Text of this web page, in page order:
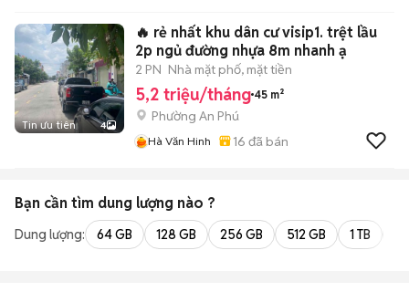
Tin ưu tiên 4
🔥 rẻ nhất khu dân cư visip1. trệt lầu
2p ngủ đường nhựa 8m nhanh ạ
2 PN Nhà mặt phố, mặt tiền
5,2 triệu/tháng 45 m²
Phường An Phú
Hà Văn Hinh 16 đã bán
Bạn cần tìm dung lượng nào ?
Dung lượng: 64 GB 128 GB 256 GB 512 GB 1 TB